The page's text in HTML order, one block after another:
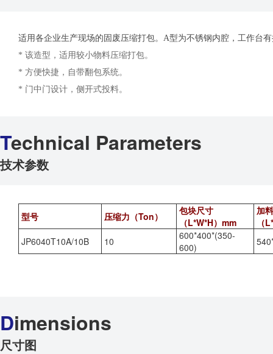
适用各企业生产现场的固废压缩打包。A型为不锈钢内腔，工作台
* 该造型，适用较小物料压缩打包。
* 方便快捷，自带翻包系统。
* 门中门设计，侧开式投料。
Technical Parameters
技术参数
型号 压缩力（Ton）
包块尺寸
（L*W*H）mm
加
（
JP6040T10A/10B
10
600*400*(350-
600)
Dimensions
尺寸图